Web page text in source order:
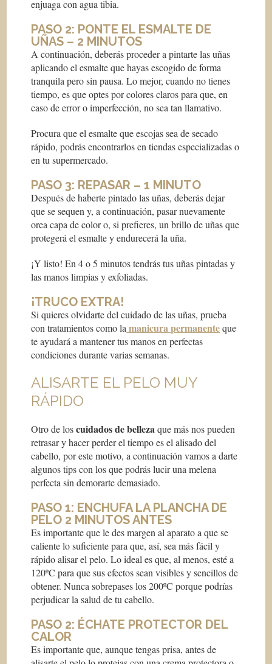
enjuaga con agua tibia.
PASO 2: PONTE EL ESMALTE DE
UÑAS – 2 MINUTOS
A continuación, deberás proceder a pintarte las uñas
aplicando el esmalte que hayas escogido de forma
tranquila pero sin pausa. Lo mejor, cuando no tienes
tiempo, es que optes por colores claros para que, en
caso de error o imperfección, no sea tan llamativo.
Procura que el esmalte que escojas sea de secado
rápido, podrás encontrarlos en tiendas especializadas o
en tu supermercado.
PASO 3: REPASAR – 1 MINUTO
Después de haberte pintado las uñas, deberás dejar
que se sequen y, a continuación, pasar nuevamente
orea capa de color o, si prefieres, un brillo de uñas que
protegerá el esmalte y endurecerá la uña.
¡Y listo! En 4 o 5 minutos tendrás tus uñas pintadas y
las manos limpias y exfoliadas.
¡TRUCO EXTRA!
Si quieres olvidarte del cuidado de las uñas, prueba
con tratamientos como la manicura permanenteque
te ayudará a mantener tus manos en perfectas
condiciones durante varias semanas.
ALISARTE EL PELO MUY
RÁPIDO
Otro de loscuidados de bellezaque más nos pueden
retrasar y hacer perder el tiempo es el alisado del
cabello, por este motivo, a continuación vamos a darte
algunos tips con los que podrás lucir una melena
perfecta sin demorarte demasiado.
PASO 1: ENCHUFA LA PLANCHA DE
PELO 2 MINUTOS ANTES
Es importante que le des margen al aparato a que se
caliente lo suficiente para que, así, sea más fácil y
rápido alisar el pelo. Lo ideal es que, al menos, esté a
120ºC para que sus efectos sean visibles y sencillos de
obtener. Nunca sobrepases los 200ºC porque podrías
perjudicar la salud de tu cabello.
PASO 2: ÉCHATE PROTECTOR DEL
CALOR
Es importante que, aunque tengas prisa, antes de